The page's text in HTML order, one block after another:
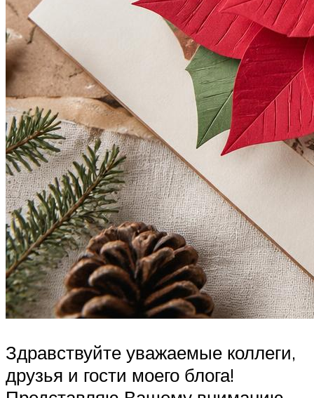
Здравствуйте уважаемые коллеги,
друзья и гости моего блога!